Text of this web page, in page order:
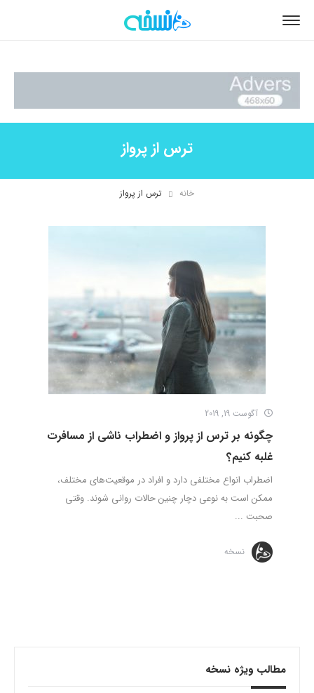
ترس از پرواز
خانه ترس از پرواز
آگوست 19, 2019
چگونه بر ترس از پرواز و اضطراب ناشی از مسافرت
غلبه کنیم؟
اضطراب انواع مختلفی دارد و افراد در موقعیت‌های مختلف،
ممکن است به نوعی دچار چنین حالات روانی شوند. وقتی
صحبت ...
نسخه
مطالب ویژه نسخه